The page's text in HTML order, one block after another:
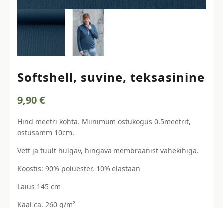
Softshell, suvine, teksasinine
9,90€
Hind meetri kohta. Miinimum ostukogus 0.5meetrit,
ostusamm 10cm.
Vett ja tuult hülgav, hingava membraanist vahekihiga.
Koostis: 90% polüester, 10% elastaan
Laius 145 cm
Kaal ca. 260 g/m²